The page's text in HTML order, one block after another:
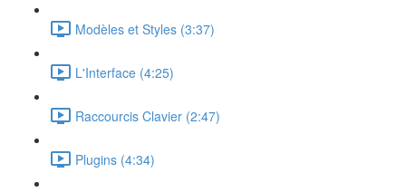
Modèles et Styles (3:37)
L'Interface (4:25)
Raccourcis Clavier (2:47)
Plugins (4:34)